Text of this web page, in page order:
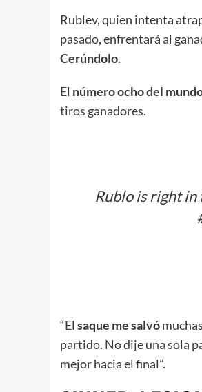
Rublev, quien intenta
pasado, enfrentará al
Cerúndolo.
El número ocho del
tiros ganadores.
Rublo is right
“El saque me salvó
partido. No dije una sola
mejor hacia el final”.